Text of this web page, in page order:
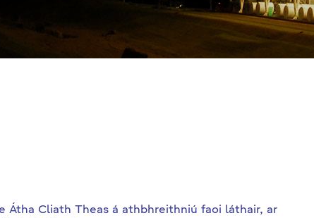
Átha Cliath Theas á athbhreithniú faoi láthair, ar